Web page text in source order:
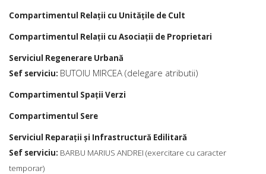
Compartimentul Relații cu Unitățile de Cult
Compartimentul Relaţii cu Asociaţii de Proprietari
Serviciul Regenerare Urbană
Sef serviciu: BUTOIU MIRCEA (delegare atributii)
Compartimentul Spații Verzi
Compartimentul Sere
Serviciul Reparații şi Infrastructură Edilitară
Sef serviciu: BARBU MARIUS ANDREI (exercitare cu caracter
temporar)